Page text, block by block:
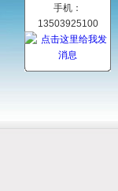
手机：
13503925100